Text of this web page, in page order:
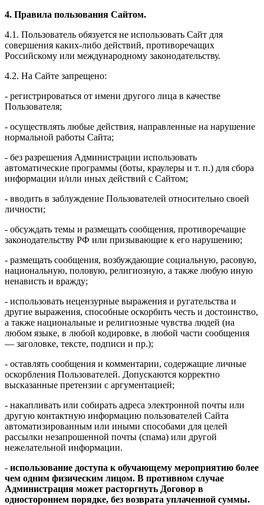
4. Правила пользования Сайтом.
4.1. Пользователь обязуется не использовать Сайт для
совершения каких-либо действий, противоречащих
Российскому или международному законодательству.
4.2. На Сайте запрещено:
- регистрироваться от имени другого лица в качестве
Пользователя;
- осуществлять любые действия, направленные на нарушение
нормальной работы Сайта;
- без разрешения Администрации использовать
автоматические программы (боты, краулеры и т. п.) для сбора
информации и/или иных действий с Сайтом;
- вводить в заблуждение Пользователей относительно своей
личности;
- обсуждать темы и размещать сообщения, противоречащие
законодательству РФ или призывающие к его нарушению;
- размещать сообщения, возбуждающие социальную, расовую,
национальную, половую, религиозную, а также любую иную
ненависть и вражду;
- использовать нецензурные выражения и ругательства и
другие выражения, способные оскорбить честь и достоинство,
а также национальные и религиозные чувства людей (на
любом языке, в любой кодировке, в любой части сообщения
— заголовке, тексте, подписи и пр.);
- оставлять сообщения и комментарии, содержащие личные
оскорбления Пользователей. Допускаются корректно
высказанные претензии с аргументацией;
- накапливать или собирать адреса электронной почты или
другую контактную информацию пользователей Сайта
автоматизированным или иными способами для целей
рассылки незапрошенной почты (спама) или другой
нежелательной информации.
- использование доступа к обучающему мероприятию более
чем одним физическим лицом. В противном случае
Администрация может расторгнуть Договор в
одностороннем порядке, без возврата уплаченной суммы.